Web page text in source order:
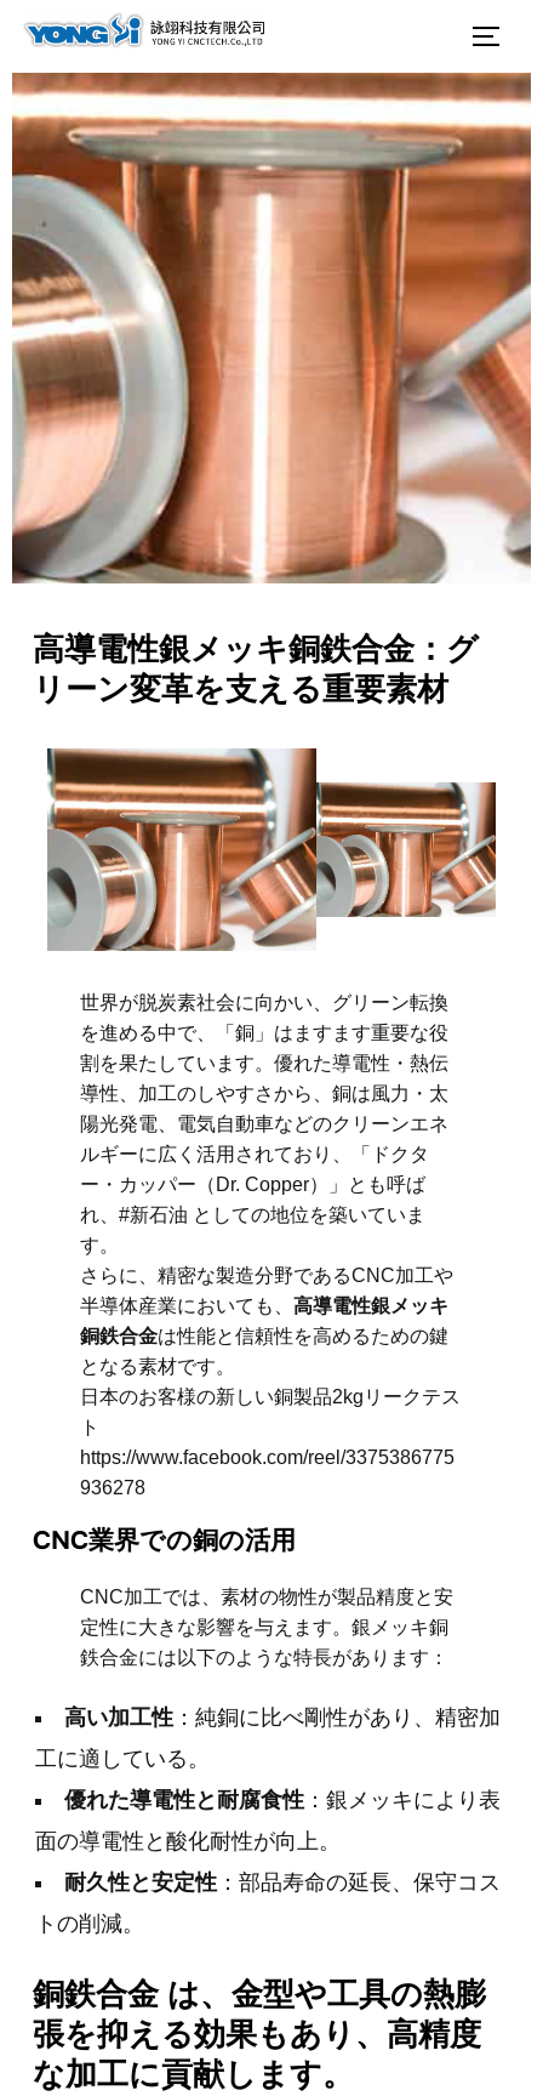
ツ
へ
ッ
対
象:
サ
高導電性銀メッキ銅鉄合金：グ
リーン変革を支える重要素材
世界が脱炭素社会に向かい、グリーン転換
を進める中で、「銅」はますます重要な役
割を果たしています。優れた導電性・熱伝
導性、加工のしやすさから、銅は風力・太
陽光発電、電気自動車などのクリーンエネ
ルギーに広く活用されており、「ドクタ
ー・カッパー（Dr. Copper）」とも呼ば
れ、#新石油 としての地位を築いていま
す。
さらに、精密な製造分野であるCNC加工や
半導体産業においても、高導電性銀メッキ
銅鉄合金は性能と信頼性を高めるための鍵
となる素材です。
日本のお客様の新しい銅製品2kgリークテス
ト
https://www.facebook.com/reel/3375386775
936278
CNC業界での銅の活用
CNC加工では、素材の物性が製品精度と安
定性に大きな影響を与えます。銀メッキ銅
鉄合金には以下のような特長があります：
高い加工性 ：純銅に比べ剛性があり、精密加
工に適している。
優れた導電性と耐腐食性 ：銀メッキにより表
面の導電性と酸化耐性が向上。
耐久性と安定性 ：部品寿命の延長、保守コス
トの削減。
銅鉄合金 は、金型や工具の熱膨
張を抑える効果もあり、高精度
な加工に貢献します。